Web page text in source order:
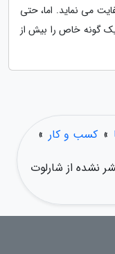
می نماید. اما، حتی
گونه خاص را بیش از
» کسب و کار »
نشده از شارلوت